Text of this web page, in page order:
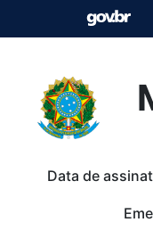
Data de